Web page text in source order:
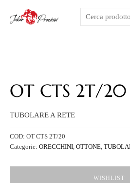
contenuto
OT CTS 2T/20
TUBOLARE A RETE
COD: OT CTS 2T/20
Categorie: ORECCHINI, OTTONE,
WISHLIST